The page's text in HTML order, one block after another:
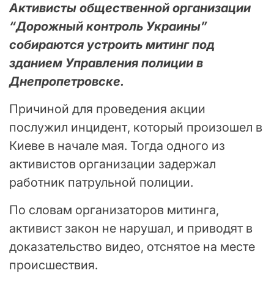
Активисты общественной организации
“Дорожный контроль Украины”
собираются устроить митинг под
зданием Управления полиции в
Днепропетровске.
Причиной для проведения акции
послужил инцидент, который произошел в
Киеве в начале мая. Тогда одного из
активистов организации задержал
работник патрульной полиции.
По словам организаторов митинга,
активист закон не нарушал, и приводят в
доказательство видео, отснятое на месте
происшествия.